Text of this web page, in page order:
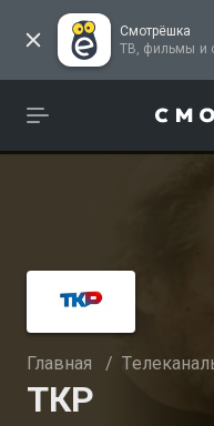
Смотрёшка
Главная /
ТКР